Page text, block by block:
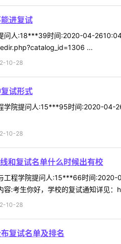
进复试
问人:18***39时间:2020-04-
...
10-28
试形式
学院提问人:15***95时间:2020-04-
10-28
和复试名单什么时候出有校
工程学院提问人:15***66时间
容:考生你好，学校的复试通知详见
10-28
复试名单及排名